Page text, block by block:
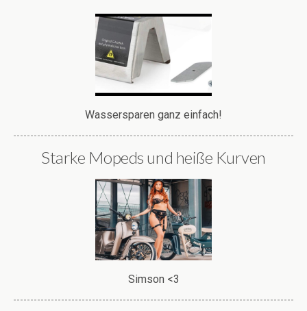
Wassersparen ganz einfach!
Starke Mopeds und heiße Kurven
Simson <3